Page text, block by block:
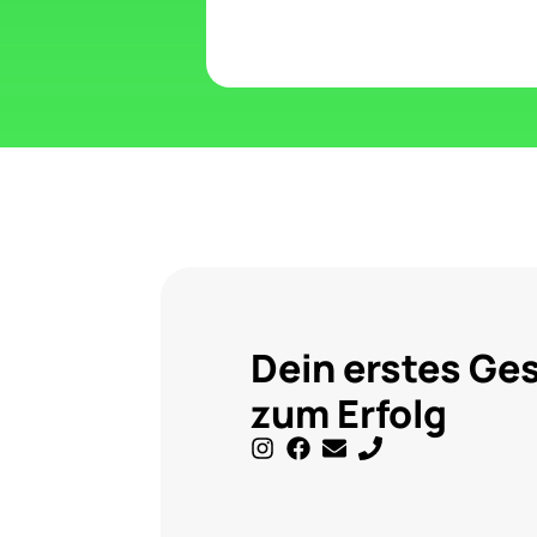
Dein erstes
zum Erfolg